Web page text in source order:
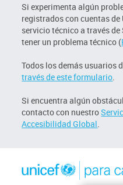
Si experimenta algún
registrados con cuentas de
servicio técnico a través
tener un problema técnico (
Todos los demás usuarios
través de este formulario
Si encuentra algún
contacto con nuestro
Accesibilidad Global